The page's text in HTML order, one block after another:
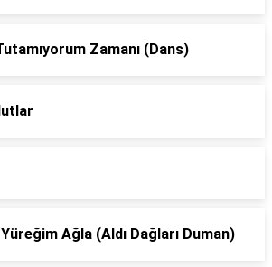
Zamanı (Dans)
Ağla (Aldı Dağları Duman)